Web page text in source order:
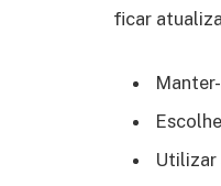
ficar
Utilizar